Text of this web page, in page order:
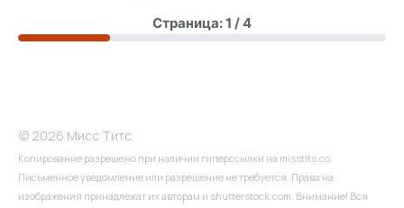
Страница: 1 / 4
© 2026 Мисс Титс.
Копирование разрешено при наличии гиперссылки на misstits.co.
Письменное уведомление или разрешение не требуется. Права на
изображения принадлежат их авторам и shutterstock.com. Внимание! Вся